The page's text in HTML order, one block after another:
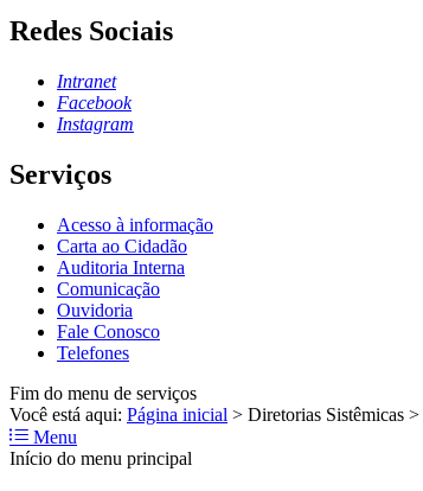
Redes Sociais
Intranet
Facebook
Instagram
Serviços
Acesso à informação
Carta ao Cidadão
Auditoria Interna
Comunicação
Ouvidoria
Fale Conosco
Telefones
Fim do menu de serviços
Você está aqui: Página inicial > Diretorias Sistêmicas >
Menu
Início do menu principal